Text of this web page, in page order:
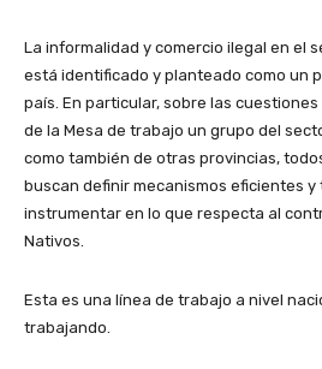
La informalidad y comercio ilegal en el
está identificado y planteado como un
país. En particular, sobre las
de la Mesa de trabajo un grupo del
como también de otras provincias,
buscan definir mecanismos eficientes
instrumentar en lo que respecta al
Nativos.
Esta es una línea de trabajo a nivel
trabajando.